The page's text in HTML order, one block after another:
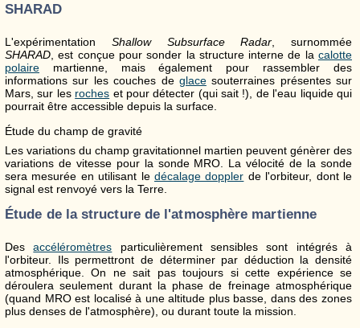
SHARAD
L'expérimentation Shallow Subsurface Radar, surnommée
SHARAD, est conçue pour sonder la structure interne de la calotte
polaire martienne, mais également pour rassembler des
informations sur les couches de glacesouterraines présentes sur
Mars, sur les roches et pour détecter (qui sait !), de l'eau liquide qui
pourrait être accessible depuis la surface.
Étude du champ de gravité
Les variations du champ gravitationnel martien peuvent génèrer des
variations de vitesse pour la sonde MRO. La vélocité de la sonde
sera mesurée en utilisant le décalage doppler de l'orbiteur, dont le
signal est renvoyé vers la Terre.
Étude de la structure de l'atmosphère martienne
Desaccéléromètres particulièrement sensibles sont intégrés à
l'orbiteur. Ils permettront de déterminer par déduction la densité
atmosphérique. On ne sait pas toujours si cette expérience se
déroulera seulement durant la phase de freinage atmosphérique
(quand MRO est localisé à une altitude plus basse, dans des zones
plus denses de l'atmosphère), ou durant toute la mission.